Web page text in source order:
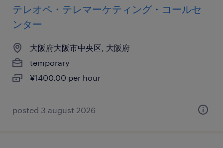
テレオペ・テレマーケティング・コールセ
ンター
大阪府大阪市中央区, 大阪府
temporary
¥1400.00 per hour
posted 3 august 2026